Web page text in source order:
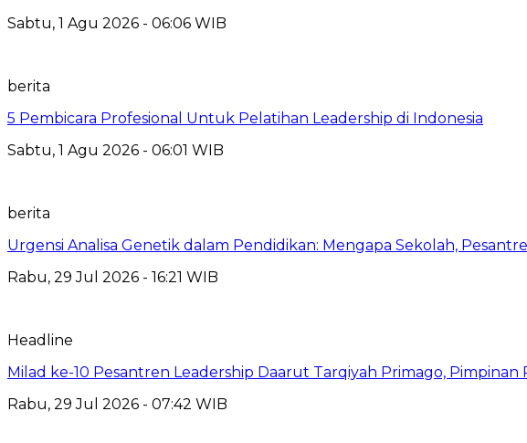
Sabtu, 1 Agu 2026 - 06:06 WIB
berita
5 Pembicara Profesional Untuk Pelatihan Leadership di Indonesia
Sabtu, 1 Agu 2026 - 06:01 WIB
berita
Urgensi Analisa Genetik dalam Pendidikan: Mengapa Sekolah,
Rabu, 29 Jul 2026 - 16:21 WIB
Headline
Milad ke-10 Pesantren Leadership Daarut Tarqiyah Primago,
Rabu, 29 Jul 2026 - 07:42 WIB